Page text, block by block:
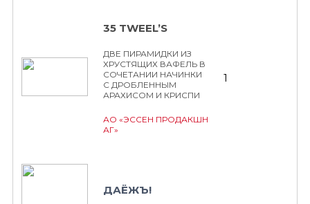
35 TWEEL’S
ДВЕ ПИРАМИДКИ ИЗ
ХРУСТЯЩИХ ВАФЕЛЬ В
СОЧЕТАНИИ НАЧИНКИ
С ДРОБЛЕННЫМ
АРАХИСОМ И КРИСПИ
АО «ЭССЕН ПРОДАКШН
АГ»
1
ДАЁЖЪ!